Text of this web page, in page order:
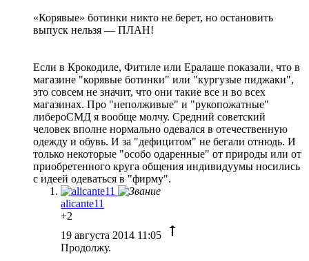
«Корявые» ботинки никто не берет, но остановить
выпуск нельзя — ПЛАН!
Если в Крокодиле, Фитиле или Ералаше показали, что в
магазине "корявые ботинки" или "кургузые пиджаки",
это совсем не значит, что они такие все и во всех
магазинах. Про "неполживые" и "рукопожатные"
либероСМД я вообще молчу. Средний советский
человек вполне нормально одевался в отечественную
одежду и обувь. И за "дефицитом" не бегали отнюдь. И
только некоторые "особо одаренные" от природы или от
приобретенного круга общения индивидуумы носились
с идеей одеваться в "фирму".
alicante11
+2
19 августа 2014 11:05
Продолжу.